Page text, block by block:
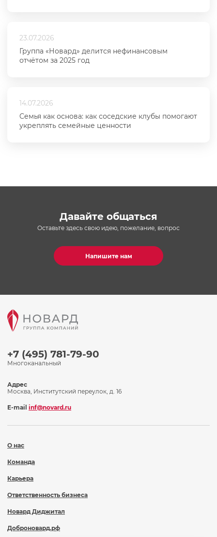
23.07.2026
Группа «Новард» делится нефинансовым
отчётом за 2025 год
14.07.2026
Семья как основа: как соседские клубы помогают
укреплять семейные ценности
Давайте общаться
Оставьте здесь свою идею, пожелание, вопрос
Напишите нам
+7 (495) 781-79-90
Многоканальный
О нас
Команда
Карьера
Ответственность бизнеса
Новард Диджитал
Доброновард.рф
Адрес
Москва, Институтский переулок, д. 16
E-mail inf@novard.ru